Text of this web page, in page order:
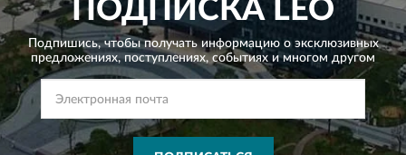
ПОДПИСКАLEO
Подпишись, чтобы получать информацию о эксклюзивных
предложениях,поступлениях, событиях и многом другом